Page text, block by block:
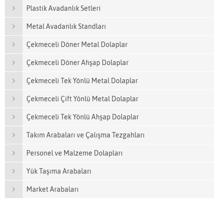
Plastik Avadanlık Setleri
Metal Avadanlık Standları
Çekmeceli Döner Metal Dolaplar
Çekmeceli Döner Ahşap Dolaplar
Çekmeceli Tek Yönlü Metal Dolaplar
Çekmeceli Çift Yönlü Metal Dolaplar
Çekmeceli Tek Yönlü Ahşap Dolaplar
Takım Arabaları ve Çalışma Tezgahları
Personel ve Malzeme Dolapları
Yük Taşıma Arabaları
Market Arabaları